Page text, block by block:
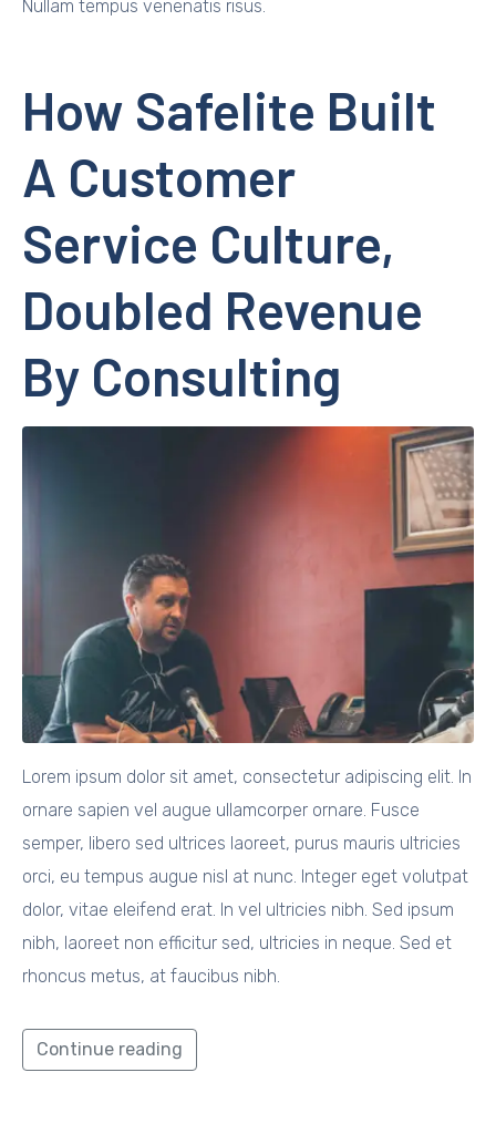
Nullam tempus venenatis risus.
How Safelite Built
A Customer
Service Culture,
Doubled Revenue
By Consulting
Lorem ipsum dolor sit amet, consectetur adipiscing elit. In
ornare sapien vel augue ullamcorper ornare. Fusce
semper, libero sed ultrices laoreet, purus mauris ultricies
orci, eu tempus augue nisl at nunc. Integer eget volutpat
dolor, vitae eleifend erat. In vel ultricies nibh. Sed ipsum
nibh, laoreet non efficitur sed, ultricies in neque. Sed et
rhoncus metus, at faucibus nibh.
Continue reading